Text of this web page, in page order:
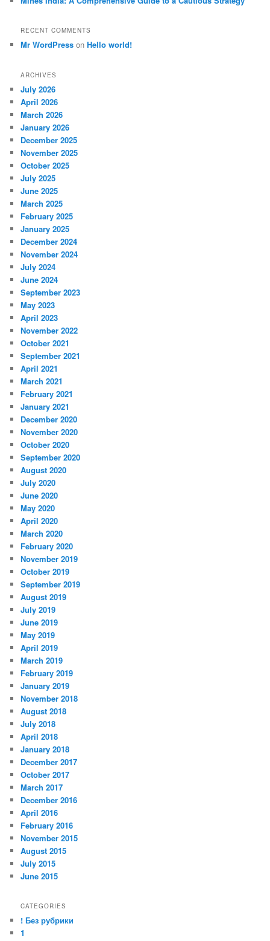
RECENT COMMENTS
Mr WordPress onHello world!
ARCHIVES
July 2026
April 2026
March 2026
January 2026
December 2025
November 2025
October 2025
July 2025
June 2025
March 2025
February 2025
January 2025
December 2024
November 2024
July 2024
June 2024
September 2023
May 2023
April 2023
November 2022
October 2021
September 2021
April 2021
March 2021
February 2021
January 2021
December 2020
November 2020
October 2020
September 2020
August 2020
July 2020
June 2020
May 2020
April 2020
March 2020
February 2020
November 2019
October 2019
September 2019
August 2019
July 2019
June 2019
May 2019
April 2019
March 2019
February 2019
January 2019
November 2018
August 2018
July 2018
April 2018
January 2018
December 2017
October 2017
March 2017
December 2016
April 2016
February 2016
November 2015
August 2015
July 2015
June 2015
CATEGORIES
! Без рубрики
1